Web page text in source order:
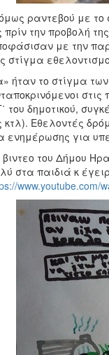
ραντεβού με το
την προβολή
με την
στίγμα
ήταν το στίγμα
του δημοτικού,
κτλ). Εθελοντές
για
βιντεο του Δήμου
στα παιδιά κ
www.youtube.com/